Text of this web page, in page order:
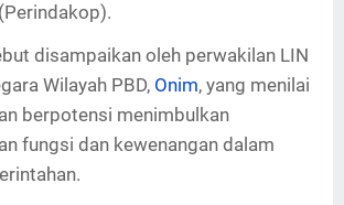
disampaikan oleh perwakilan LIN
Wilayah PBD, Onim, yang menilai
berpotensi menimbulkan
fungsi dan kewenangan dalam